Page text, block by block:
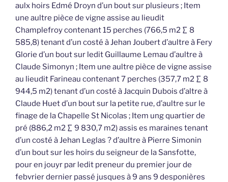
aulx hoirs Edmé Droyn d’un bout sur plusieurs ; Item
une aultre pièce de vigne assise au lieudit
Champlefroy contenant 15 perches (766,5 m2 ∑ 8
585,8) tenant d’un costé à Jehan Joubert d’aultre à Fery
Glorie d’un bout sur ledit Guillaume Lemau d’aultre à
Claude Simonyn ; Item une aultre pièce de vigne assise
au lieudit Farineau contenant 7 perches (357,7 m2 ∑ 8
944,5 m2) tenant d’un costé à Jacquin Dubois d’altre à
Claude Huet d’un bout sur la petite rue, d’aultre sur le
finage de la Chapelle St Nicolas ; Item ung quartier de
pré (886,2 m2 ∑ 9 830,7 m2) assis es maraines tenant
d’un costé à Jehan Leglas ? d’aultre à Pierre Simonin
d’un bout sur les hoirs du seigneur de la Sansfotte,
pour en jouyr par ledit preneur du premier jour de
febvrier dernier passé jusques à 9 ans 9 desponières